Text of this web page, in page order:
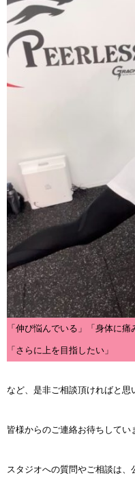
「伸び悩んでいる」「身体に
「さらに上を目指したい」
など、是非ご相談頂ければと思
皆様からのご連絡お待ちしてい
スタジオへの質問やご相談は、